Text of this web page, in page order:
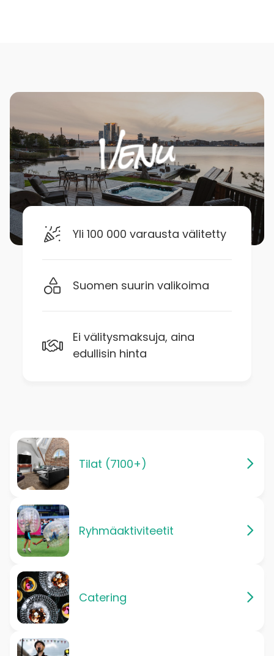
Yli 100 000 varausta välitetty
Suomen suurin valikoima
Ei välitysmaksuja, aina
edullisin hinta
Tilat (7100+)
Ryhmäaktiviteetit
Catering